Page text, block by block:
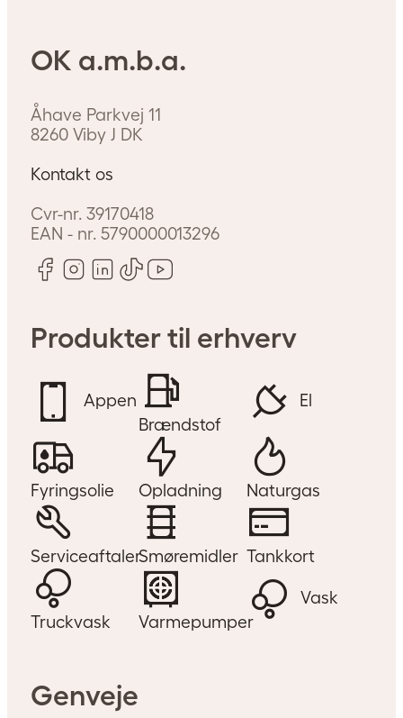
OK a.m.b.a.
Åhave Parkvej 11
8260 Viby J DK
Kontakt os
Cvr-nr. 39170418
EAN - nr.5790000013296
Produkter til erhverv
Appen
Brændstof
El
Fyringsolie Opladning Naturgas
ServiceaftalerSmøremidler Tankkort
Truckvask Varmepumper
Vask
Genveje